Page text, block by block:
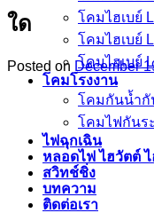
โคมไฮเบย์
โคมไฮเบย์
โคมไฮเบย์
โคมโรงงาน
โคมกันน้ำกั
โคมไฟกันร
ไฟฉุกเฉิน
หลอดไฟ ไฮวัตต์ ไ
สวิทช์ชิ่ง
บทความ
ติดต่อเรา
ใด
Posted on December